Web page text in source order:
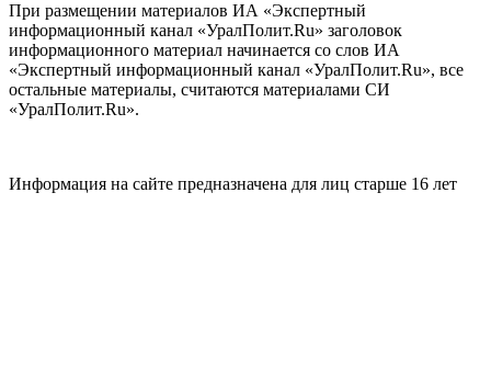
При размещении материалов ИА «Экспертный
информационный канал «УралПолит.Ru» заголовок
информационного материал начинается со слов ИА
«Экспертный информационный канал «УралПолит.Ru», все
остальные материалы, считаются материалами СИ
«УралПолит.Ru».
Информация на сайте предназначена для лиц старше 16 лет